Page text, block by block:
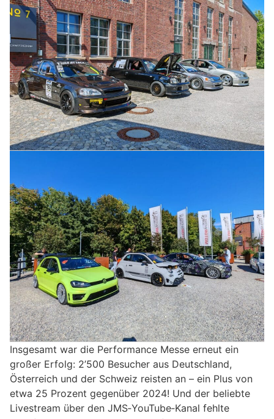
Insgesamt war die Performance Messe erneut ein
großer Erfolg: 2’500 Besucher aus Deutschland,
Österreich und der Schweiz reisten an – ein Plus von
etwa 25 Prozent gegenüber 2024! Und der beliebte
Livestream über den JMS‑YouTube‑Kanal fehlte